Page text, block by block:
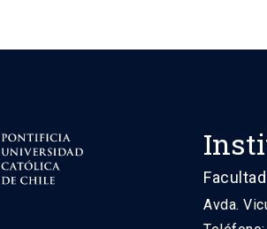
Avda.